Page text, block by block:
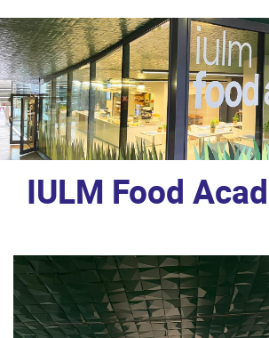
IULM Food